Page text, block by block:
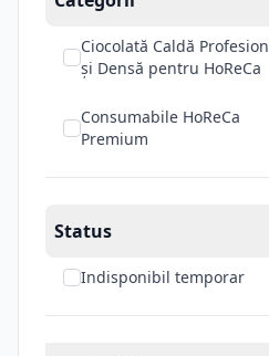
Ciocolată Caldă
și Densă pentru HoReCa
Consumabile HoReCa
Premium
Status
Indisponibil temporar